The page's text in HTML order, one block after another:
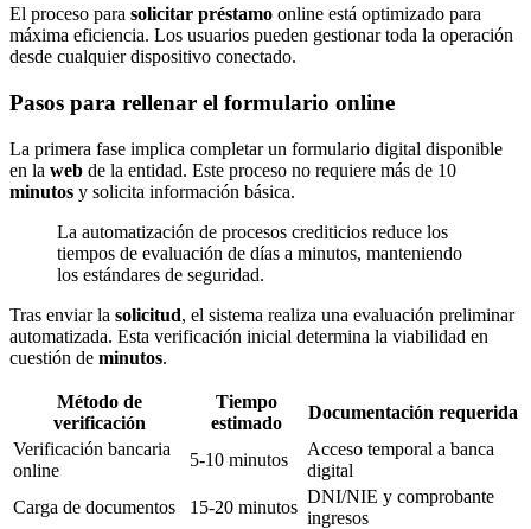
El proceso para solicitar préstamo online está optimizado para
máxima eficiencia. Los usuarios pueden gestionar toda la operación
desde cualquier dispositivo conectado.
Pasos para rellenar el formulario online
La primera fase implica completar un formulario digital disponible
en la web de la entidad. Este proceso no requiere más de 10
minutos y solicita información básica.
La automatización de procesos crediticios reduce los
tiempos de evaluación de días a minutos, manteniendo
los estándares de seguridad.
Tras enviar la solicitud, el sistema realiza una evaluación preliminar
automatizada. Esta verificación inicial determina la viabilidad en
cuestión de minutos.
Método de
verificación
Tiempo
estimado
Documentación requerida
Verificación bancaria
online
5-10 minutos
Acceso temporal a banca
digital
Carga de documentos
15-20 minutos
DNI/NIE y comprobante
ingresos